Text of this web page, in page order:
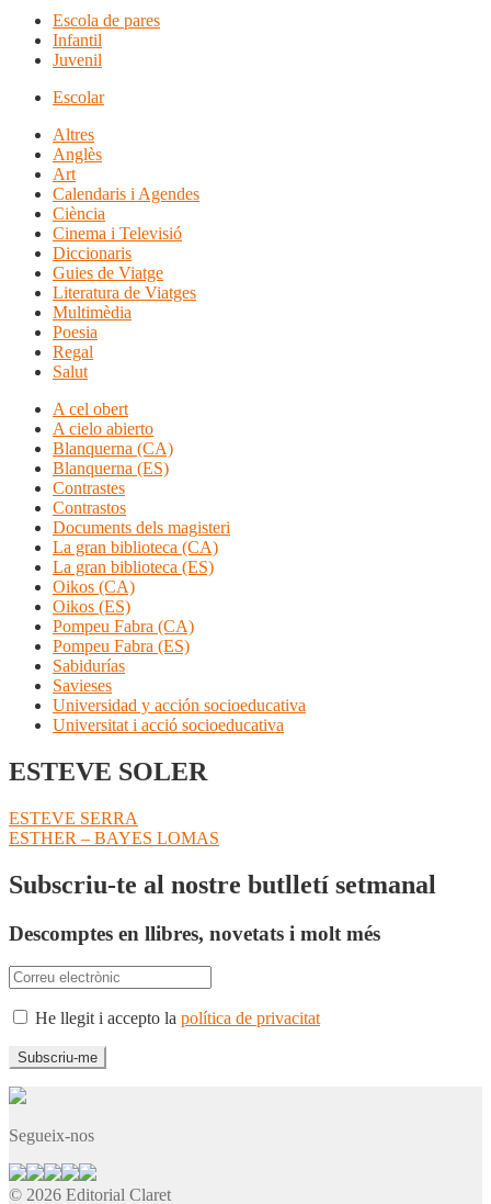
Escola de pares
Infantil
Juvenil
Escolar
Altres
Anglès
Art
Calendaris i Agendes
Ciència
Cinema i Televisió
Diccionaris
Guies de Viatge
Literatura de Viatges
Multimèdia
Poesia
Regal
Salut
A cel obert
A cielo abierto
Blanquerna (CA)
Blanquerna (ES)
Contrastes
Contrastos
Documents dels magisteri
La gran biblioteca (CA)
La gran biblioteca (ES)
Oikos (CA)
Oikos (ES)
Pompeu Fabra (CA)
Pompeu Fabra (ES)
Sabidurías
Savieses
Universidad y acción socioeducativa
Universitat i acció socioeducativa
ESTEVE SOLER
Navegació
d'entrades
Entrada
anterior:
ESTEVE SERRA
Pròxima
ESTHER – BAYES LOMAS
Subscriu-te al nostre butlletí setmanal
Descomptes en llibres, novetats i molt més
He llegit i accepto la política de privacitat
Segueix-nos
© 2026 Editorial Claret